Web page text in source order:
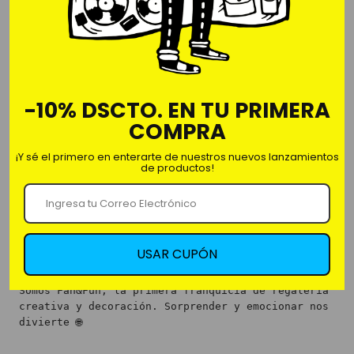
Material: Tela Silicon para Mouse
23cm x19cm
Nosotros
Somos Fan&Fun, la primera franquicia de regalería
creativa y decoración. Sorprender y emocionar nos
divierte 🌐
-10% DSCTO. EN TU PRIMERA
COMPRA
¡Y sé el primero en enterarte de nuestros nuevos lanzamientos
de productos!
USAR CUPÓN